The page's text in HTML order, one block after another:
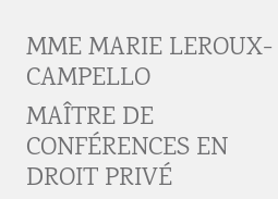
MME MARIE LEROUX-
CAMPELLO
MAÎTRE DE
CONFÉRENCES EN
DROIT PRIVÉ